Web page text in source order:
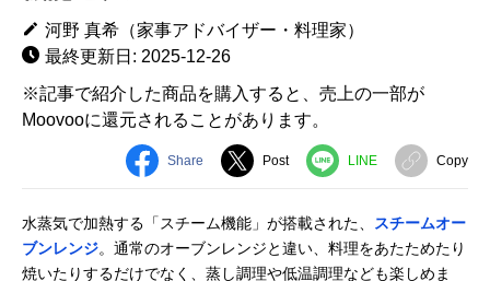
河野 真希（家事アドバイザー・料理家）
最終更新日: 2025-12-26
※記事で紹介した商品を購入すると、売上の一部が
Moovooに還元されることがあります。
Share Post LINE Copy
水蒸気で加熱する「スチーム機能」が搭載された、
スチームオー
ブンレンジ。通常のオーブンレンジと違い、料理をあたためたり
焼いたりするだけでなく、蒸し調理や低温調理なども楽しめま